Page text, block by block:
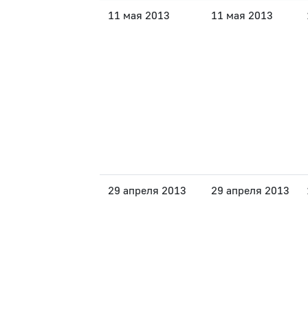
11 мая 2013 11 мая 2013
29 апреля 2013 29 апреля 2013